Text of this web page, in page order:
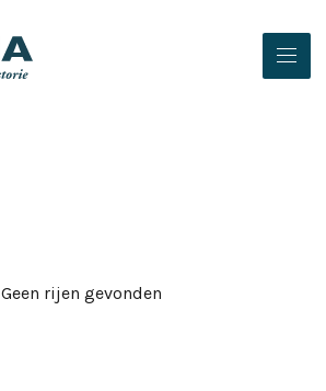
Geen rijen gevonden